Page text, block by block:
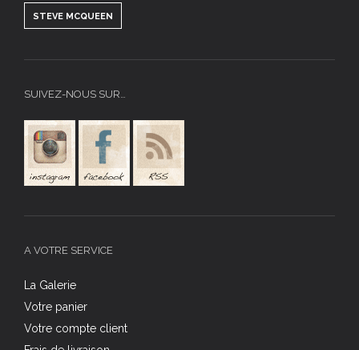
STEVE MCQUEEN
SUIVEZ-NOUS SUR…
A VOTRE SERVICE
La Galerie
Votre panier
Votre compte client